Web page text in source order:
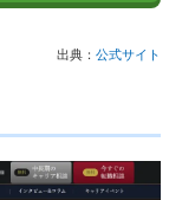
出典： 公式サイト